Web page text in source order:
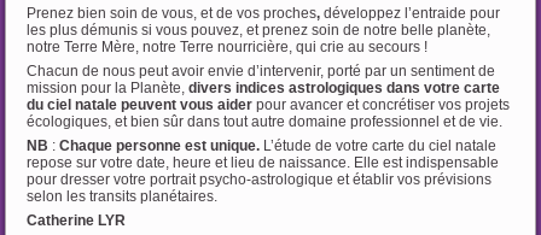
Prenez bien soin de vous, et de vos proches,développez l’entraide pour
les plus démunis si vous pouvez, et prenez soin de notre belle planète,
notre Terre Mère, notre Terre nourricière, qui crie au secours !
Chacun de nous peut avoir envie d’intervenir, porté par un sentiment de
mission pour la Planète,divers indices astrologiques dans votre carte
du ciel natale peuvent vous aider pour avancer et concrétiser vos projets
écologiques, et bien sûr dans tout autre domaine professionnel et de vie.
NB :Chaque personne est unique. L’étude de votre carte du ciel natale
repose sur votre date, heure et lieu de naissance. Elle est indispensable
pour dresser votre portrait psycho-astrologique et établir vos prévisions
selon les transits planétaires.
Catherine LYR